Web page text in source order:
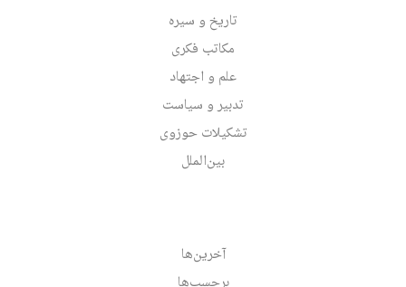
تاریخ و سیره
مکاتب فکری
علم و اجتهاد
تدبیر و سیاست
تشکیلات حوزوی
بین‌الملل
آخرین‌ها